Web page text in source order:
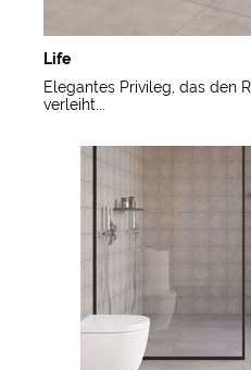
Life
Elegantes Privileg, das den
verleiht...